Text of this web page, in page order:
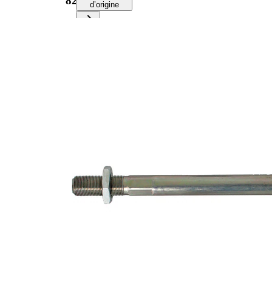
d’origine